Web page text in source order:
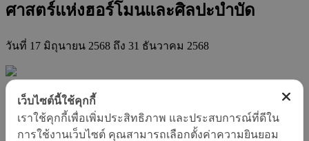
ศาสตร์แห่งฮอร์โมนและศิลปะบำบัด
วันที่ 17 มิถุนายน 2568 ถึง 31 ธันวาคม 2568
โรงพยาบาลศรีสวรรค์ จัดกิจกรรม “The Harmony of
Hormones & Handcraft”
เว็บไซต์นี้ใช้คุกกี้
เราใช้คุกกี้เพื่อเพิ่มประสิทธิภาพ และประสบการณ์ที่ดีใน
การใช้งานเว็บไซต์ คุณสามารถเลือกตั้งค่าความยินยอม